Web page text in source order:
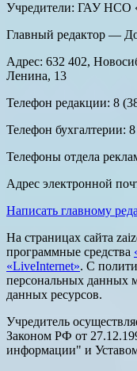
Учредители: ГАУ НСО
Главный редактор —
Адрес: 632 402,
Ленина, 13
Телефон редакции: 8
Телефон бухгалтерии:
Телефоны отдела
Адрес электронной
Написать главному
На страницах сайта
программные средства
«LiveInternet». С
персональных данных
данных ресурсов.
Учредитель
Законом РФ от
информации" и